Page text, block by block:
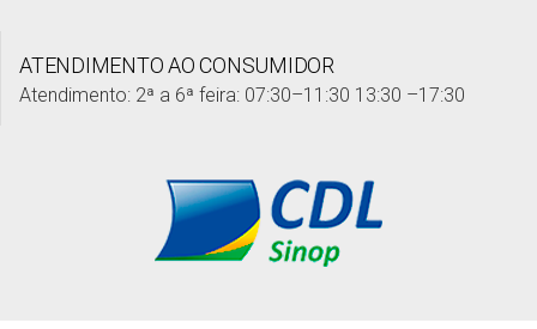
ATENDIMENTO AO CONSUMIDOR
Atendimento: 2ª a 6ª feira: 07:30–11:30 13:30 –17:30